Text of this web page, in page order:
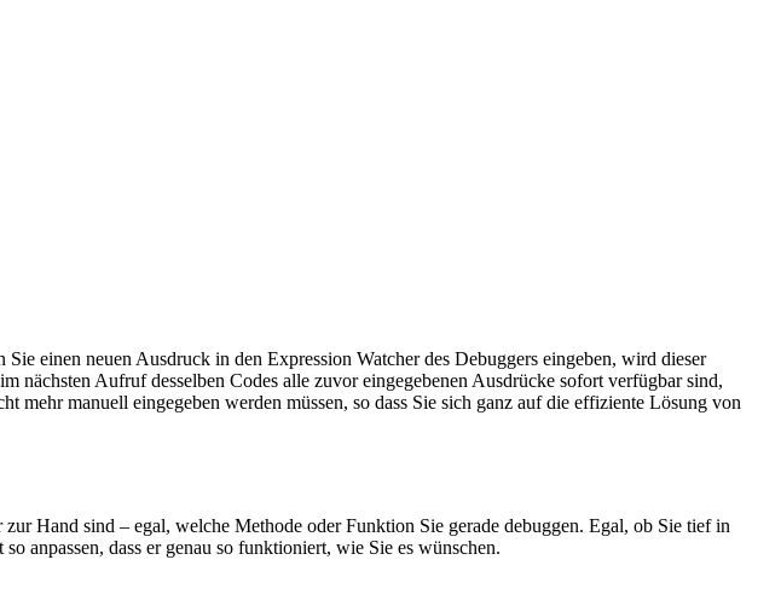
einen neuen Ausdruck in den Expression Watcher des Debuggers eingeben, wird dieser
nächsten Aufruf desselben Codes alle zuvor eingegebenen Ausdrücke sofort verfügbar sind,
manuell eingegeben werden müssen, so dass Sie sich ganz auf die effiziente Lösung von
Hand sind – egal, welche Methode oder Funktion Sie gerade debuggen. Egal, ob Sie tief in
anpassen, dass er genau so funktioniert, wie Sie es wünschen.